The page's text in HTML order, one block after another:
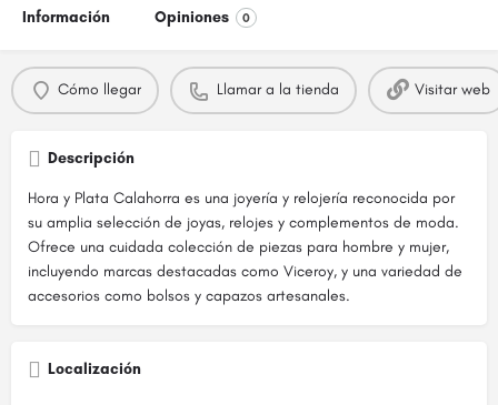
Información Opiniones 0
Cómo llegar Llamar a la tienda Visitar web
Descripción
Hora y Plata Calahorra es una joyería y relojería reconocida por
su amplia selección de joyas, relojes y complementos de moda.
Ofrece una cuidada colección de piezas para hombre y mujer,
incluyendo marcas destacadas como Viceroy, y una variedad de
accesorios como bolsos y capazos artesanales.
Localización